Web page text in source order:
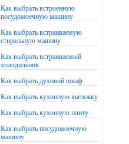
Как выбрать встроенную
посудомоечную машину
Как выбрать встраиваемую
стиральную машину
Как выбрать встраиваемый
холодильник
Как выбрать духовой шкаф
Как выбрать кухонную вытяжку
Как выбрать кухонную плиту
Как выбрать посудомоечную
машину